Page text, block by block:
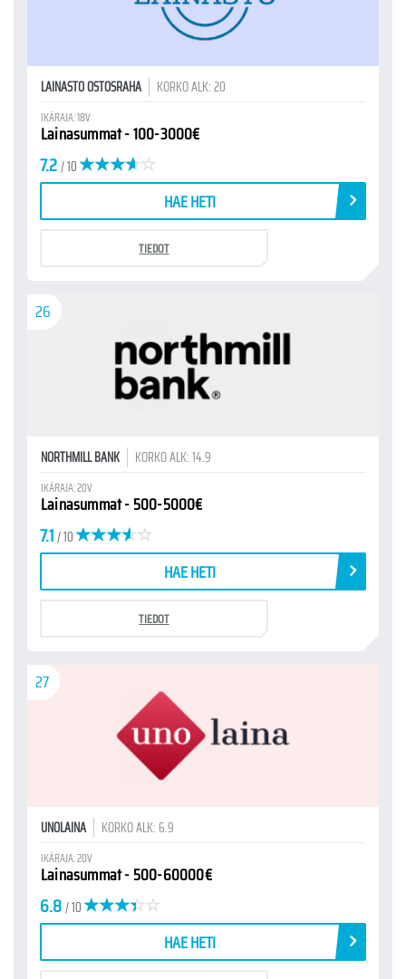
LAINASTO OSTOSRAHA KORKO ALK: 20
IKÄRAJA: 18V
Lainasummat - 100-3000€
7.2/ 10
HAE HETI
TIEDOT
26
NORTHMILL BANK KORKO ALK: 14.9
IKÄRAJA: 20V
Lainasummat - 500-5000€
7.1/ 10
HAE HETI
TIEDOT
27
UNOLAINA KORKO ALK: 6.9
IKÄRAJA: 20V
Lainasummat - 500-60000€
6.8/ 10
HAE HETI